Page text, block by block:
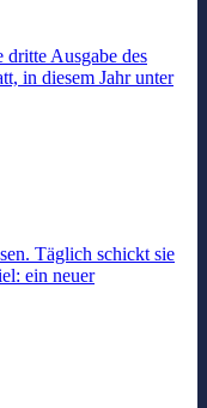
Ausgabe des
in diesem Jahr unter
Täglich schickt sie
ein neuer